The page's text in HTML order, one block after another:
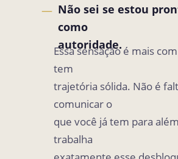
Não sei se estou
como
autoridade.
—
Essa sensação é mais
tem
trajetória sólida. Não é
comunicar o
que você já tem para
trabalha